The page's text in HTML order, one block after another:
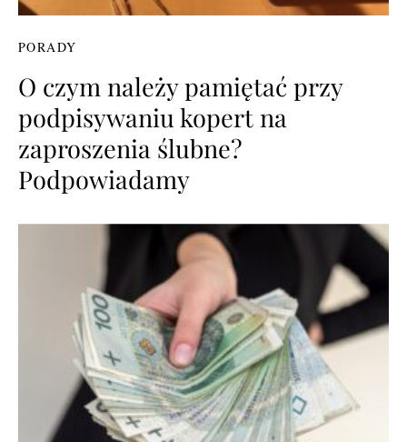
PORADY
O czym należy pamiętać przy
podpisywaniu kopert na
zaproszenia ślubne?
Podpowiadamy